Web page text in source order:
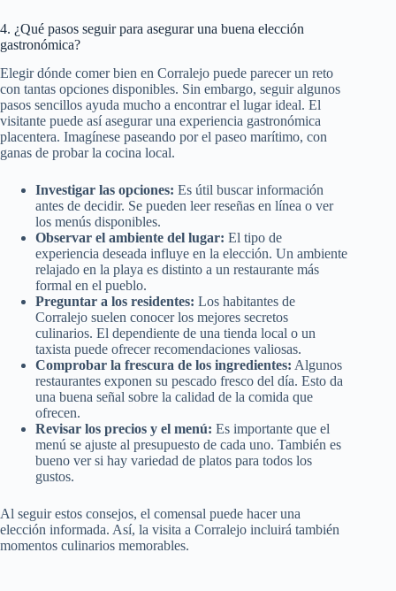
4. ¿Qué pasos seguir para asegurar una buena elección
gastronómica?
Elegir dónde comer bien en Corralejo puede parecer un reto
con tantas opciones disponibles. Sin embargo, seguir algunos
pasos sencillos ayuda mucho a encontrar el lugar ideal. El
visitante puede así asegurar una experiencia gastronómica
placentera. Imagínese paseando por el paseo marítimo, con
ganas de probar la cocina local.
Investigar las opciones: Es útil buscar información
antes de decidir. Se pueden leer reseñas en línea o ver
los menús disponibles.
Observar el ambiente del lugar: El tipo de
experiencia deseada influye en la elección. Un ambiente
relajado en la playa es distinto a un restaurante más
formal en el pueblo.
Preguntar a los residentes: Los habitantes de
Corralejo suelen conocer los mejores secretos
culinarios. El dependiente de una tienda local o un
taxista puede ofrecer recomendaciones valiosas.
Comprobar la frescura de los ingredientes: Algunos
restaurantes exponen su pescado fresco del día. Esto da
una buena señal sobre la calidad de la comida que
ofrecen.
Revisar los precios y el menú: Es importante que el
menú se ajuste al presupuesto de cada uno. También es
bueno ver si hay variedad de platos para todos los
gustos.
Al seguir estos consejos, el comensal puede hacer una
elección informada. Así, la visita a Corralejo incluirá también
momentos culinarios memorables.